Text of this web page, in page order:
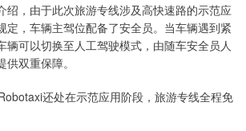
绍，由于此次旅游专线涉及高快速路的示范应
定，车辆主驾位配备了安全员。当车辆遇到紧
辆可以切换至人工驾驶模式，由随车安全员人
双重保障。
还处在示范应用阶段，旅游专线全程免